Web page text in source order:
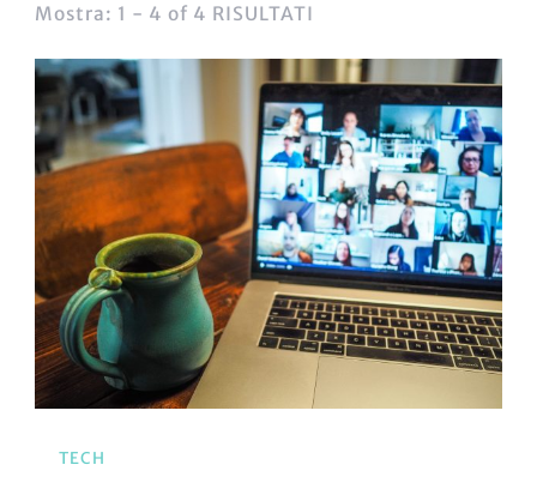
Mostra: 1 - 4 of 4 RISULTATI
TECH